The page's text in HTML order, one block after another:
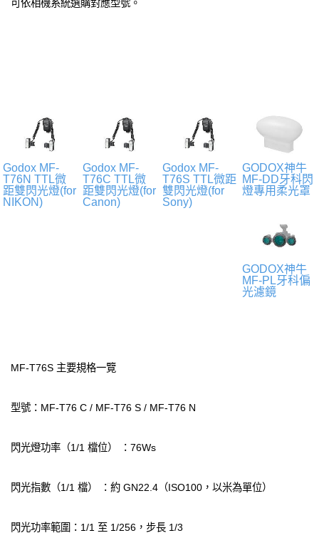
可依相機系統選購對應型號。
Godox MF-
T76N TTL微
距雙閃光燈(for
NIKON)
Godox MF-
T76C TTL微
距雙閃光燈(for
Canon)
Godox MF-
T76S TTL微距
雙閃光燈(for
Sony)
GODOX神牛
MF-DD牙科閃
燈專用柔光罩
GODOX神牛
MF-PL牙科偏
光濾鏡
MF-T76S 主要規格一覽
型號：MF-T76 C / MF-T76 S / MF-T76 N
閃光燈功率（1/1 檔位） ：76Ws
閃光指數（1/1 檔） ：約 GN22.4（ISO100，以米為單位）
閃光功率範圍：1/1 至 1/256，步長 1/3